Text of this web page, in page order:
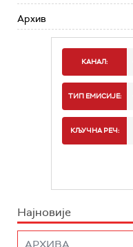
Архив
КАНАЛ:
ТИП ЕМИСИЈЕ:
КЉУЧНА РЕЧ:
Најновије